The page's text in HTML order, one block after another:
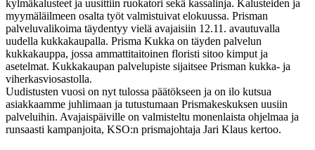
kylmäkalusteet ja uusittiin ruokatori sekä kassalinja. Kalusteiden ja
myymäläilmeen osalta työt valmistuivat elokuussa. Prisman
palveluvalikoima täydentyy vielä avajaisiin 12.11. avautuvalla
uudella kukkakaupalla. Prisma Kukka on täyden palvelun
kukkakauppa, jossa ammattitaitoinen floristi sitoo kimput ja
asetelmat. Kukkakaupan palvelupiste sijaitsee Prisman kukka- ja
viherkasviosastolla.
Uudistusten vuosi on nyt tulossa päätökseen ja on ilo kutsua
asiakkaamme juhlimaan ja tutustumaan Prismakeskuksen uusiin
palveluihin. Avajaispäiville on valmisteltu monenlaista ohjelmaa ja
runsaasti kampanjoita, KSO:n prismajohtaja Jari Klaus kertoo.